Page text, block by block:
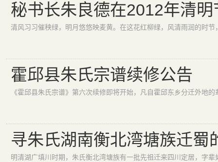
秘书长朱良德在2012年清
霍邱县朱氏宗谱续修公告
寻朱氏湖南衡北湾塘族迁蜀
明清湖广填川时期，朱氏衡北湾塘族有一批先祖迁来四川定居，字辈